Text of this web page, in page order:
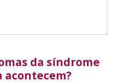
da síndrome
acontecem?